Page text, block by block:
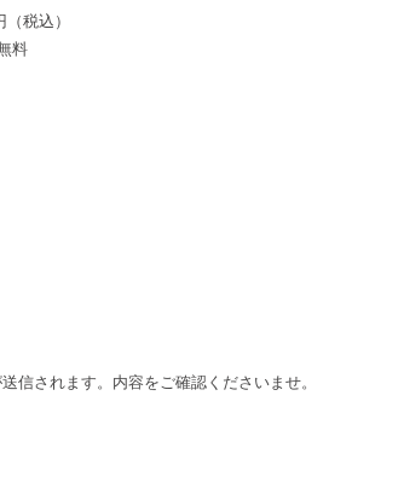
税込）
料
信されます。内容をご確認くださいませ。